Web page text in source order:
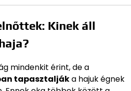
Kinek áll
mindenkit érint, de a
tapasztaljáka hajuk égnek